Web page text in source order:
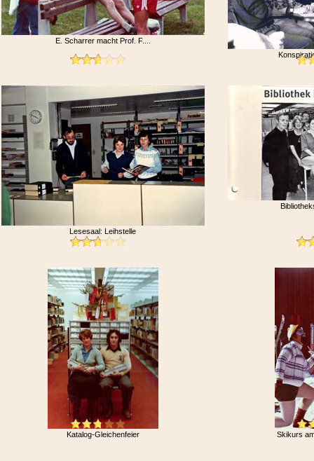
E. Scharrer macht Prof. F....
Lesesaal: Leihstelle
Katalog-Gleichenfeier Skikurs